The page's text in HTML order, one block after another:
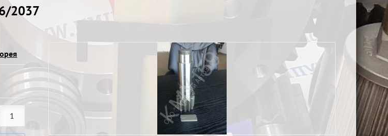
2037